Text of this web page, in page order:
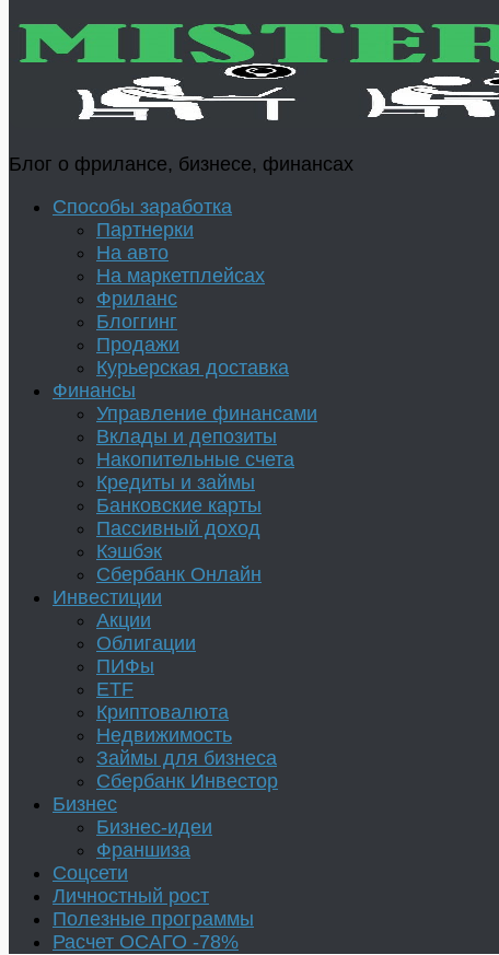
Блог о фрилансе, бизнесе, финансах
Способы заработка
Партнерки
На авто
На маркетплейсах
Фриланс
Блоггинг
Продажи
Курьерская доставка
Финансы
Управление финансами
Вклады и депозиты
Накопительные счета
Кредиты и займы
Банковские карты
Пассивный доход
Кэшбэк
Сбербанк Онлайн
Инвестиции
Акции
Облигации
ПИФы
ETF
Криптовалюта
Недвижимость
Займы для бизнеса
Сбербанк Инвестор
Бизнес
Бизнес-идеи
Франшиза
Соцсети
Личностный рост
Полезные программы
Расчет ОСАГО -78%